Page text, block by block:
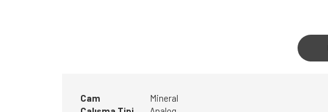
Cam
Mineral